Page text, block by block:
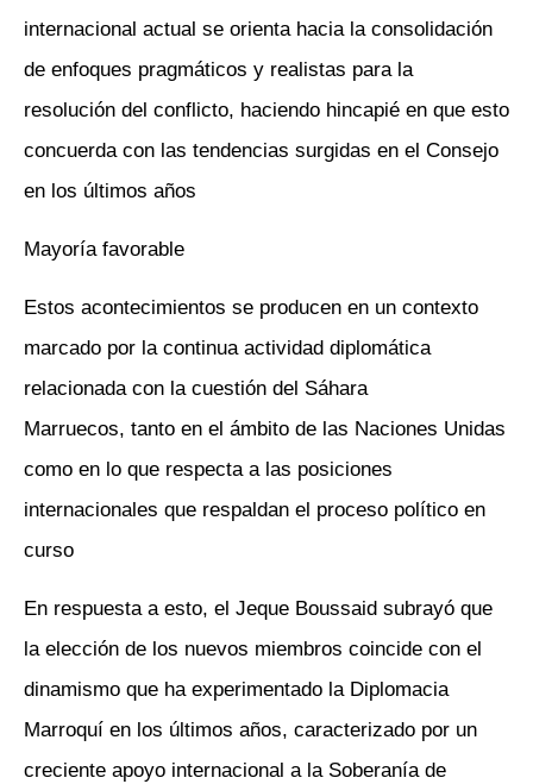
internacional actual se orienta hacia la consolidación
de enfoques pragmáticos y realistas para la
resolución del conflicto, haciendo hincapié en que esto
concuerda con las tendencias surgidas en el Consejo
en los últimos años
Mayoría favorable
Estos acontecimientos se producen en un contexto
marcado por la continua actividad diplomática
relacionada con la cuestión del Sáhara
Marruecos, tanto en el ámbito de las Naciones Unidas
como en lo que respecta a las posiciones
internacionales que respaldan el proceso político en
curso
En respuesta a esto, el Jeque Boussaid subrayó que
la elección de los nuevos miembros coincide con el
dinamismo que ha experimentado la Diplomacia
Marroquí en los últimos años, caracterizado por un
creciente apoyo internacional a la Soberanía de